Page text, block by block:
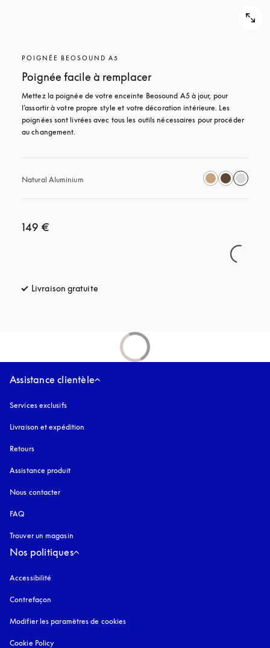
POIGNÉE BEOSOUND A5
Poignée facile à remplacer
Mettez la poignée de votre enceinte Beosound A5 à jour, pour
l’assortir à votre propre style et votre décoration intérieure. Les
poignées sont livrées avec tous les outils nécessaires pour procéder
au changement.
Natural Aluminium
149 €
Livraison gratuite
Assistance clientèle
Services exclusifs
Livraison et expédition
Retours
Assistance produit
Nous contacter
FAQ
Trouver un magasin
Nos politiques
Accessibilité
Contrefaçon
Modifier les paramètres de cookies
Cookie Policy